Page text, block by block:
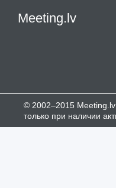
Meeting.lv
© 2002–2015
только при наличии